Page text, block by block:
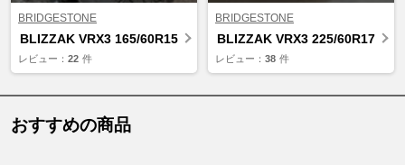
BRIDGESTONE
BLIZZAK VRX3 165/60R15
レビュー： 22 件
BRIDGESTONE
BLIZZAK VRX3 225/60R17
レビュー： 38 件
おすすめの商品